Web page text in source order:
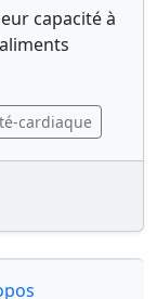
capacité à
cardiaque